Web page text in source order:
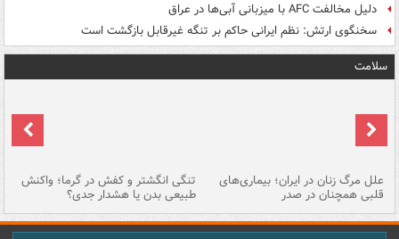
دلیل مخالفت AFC با میزبانی آبی‌ها در عراق
سخنگوی ارتش: نظم ایرانی حاکم بر تنگه غیرقابل بازگشت است
سلامت
علل مرگ زنان در ایران؛ بیماری‌های
قلبی همچنان در صدر
تنگی انگشتر و کفش در گرما؛ واکنش
طبیعی بدن یا هشدار جدی؟